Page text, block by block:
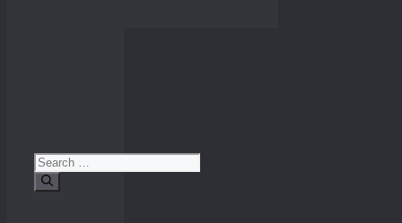
Search
for: